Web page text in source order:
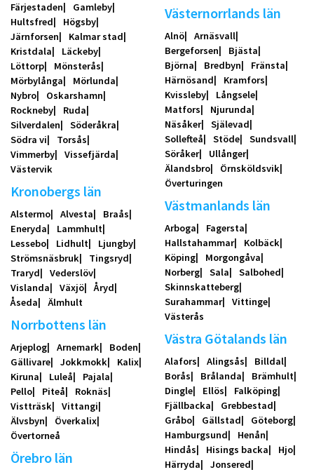
Färjestaden
Gamleby
Hultsfred
Högsby
Järnforsen
Kalmar stad
Kristdala
Läckeby
Löttorp
Mönsterås
Mörbylånga
Mörlunda
Nybro
Oskarshamn
Rockneby
Ruda
Silverdalen
Söderåkra
Södra vi
Torsås
Vimmerby
Vissefjärda
Västervik
Kronobergs län
Alstermo Alvesta
Braås
Eneryda
Lammhult
Lessebo
Lidhult
Ljungby
Strömsnäsbruk
Tingsryd
Traryd
Vederslöv
Vislanda
Växjö
Åryd
Åseda
Älmhult
Norrbottens län
Arjeplog Arnemark
Boden
Gällivare
Jokkmokk
Kalix
Kiruna
Luleå
Pajala
Pello
Piteå
Roknäs
Vistträsk
Vittangi
Älvsbyn
Överkalix
Övertorneå
Örebro län
Västernorrlands län
Alnö
Arnäsvall
Bergeforsen
Bjästa
Björna
Bredbyn
Fränsta
Härnösand
Kramfors
Kvissleby
Långsele
Matfors
Njurunda
Näsåker
Själevad
Sollefteå
Stöde
Sundsvall
Söråker
Ullånger
Älandsbro
Örnsköldsvik
Överturingen
Västmanlands län
Arboga
Fagersta
Hallstahammar
Kolbäck
Köping
Morgongåva
Norberg
Sala
Salbohed
Skinnskatteberg
Surahammar
Vittinge
Västerås
Västra Götalands län
Alafors Alingsås
Billdal
Borås
Brålanda
Brämhult
Dingle
Ellös
Falköping
Fjällbacka
Grebbestad
Gråbo
Gällstad
Göteborg
Hamburgsund
Henån
Hindås
Hisings backa
Hjo
Härryda
Jonsered